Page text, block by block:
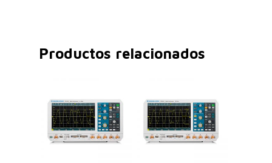
Productos relacionados